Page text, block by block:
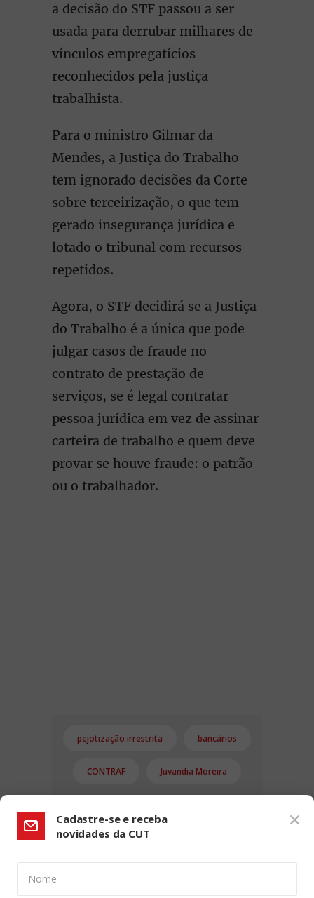
a decisão do STF passou a ser
usada para derrubar milhares de
vínculos empregatícios
reconhecidos pela justiça
trabalhista.
Para o ministro Gilmar da
Mendes, a Justiça do Trabalho
tem ignorado decisões da Corte
sobre terceirização, o que tem
gerado insegurança jurídica e
lotado o tribunal com recursos
repetidos.
Agora, o STF decidirá se a Justiça
do Trabalho é a única que pode
julgar casos de fraude no
contrato de prestação de
serviços, se é legal contratar
pessoa jurídica em vez de assinar
carteira de trabalho e quem deve
provar se houve fraude: o patrão
ou o trabalhador.
pejotização irrestrita bancários
CONTRAF Juvandia Moreira
Cadastre-se e receba
novidades da CUT
Nome